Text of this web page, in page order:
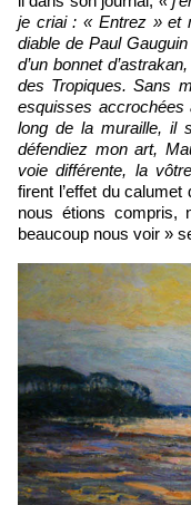
je criai : « Entrez » et
diable de Paul
d’un bonnet
des Tropiques. Sans
esquisses
long de la muraille, il
défendiez mon art,
voie différente, la
firent l’effet du
nous étions compris,
beaucoup nous voir »